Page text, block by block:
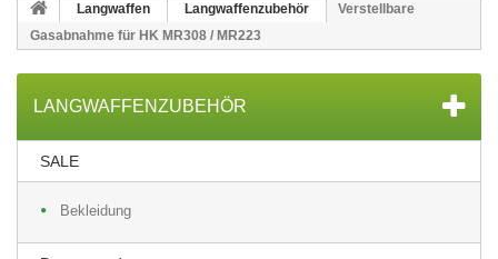
Langwaffen Langwaffenzubehör
Verstellbare
Gasabnahme für HK MR308 / MR223
LANGWAFFENZUBEHÖR
SALE
Bekleidung